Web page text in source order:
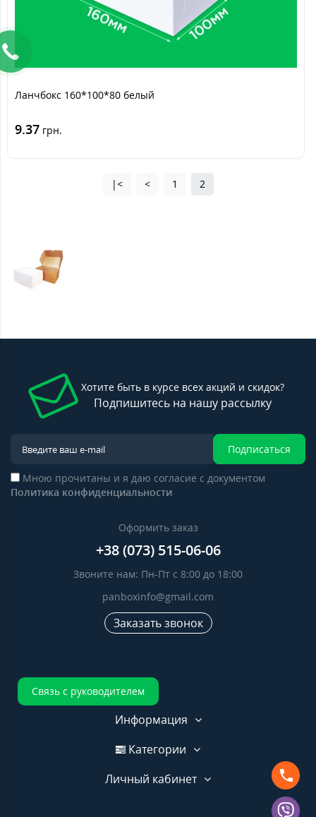
Ланчбокс 160*100*80 белый
9.37 грн.
|< < 1 2
Хотите быть в курсе всех акций и скидок?
Подпишитесь на нашу рассылку
Подписаться
Мною прочитаны и я даю согласие с документом
Политика конфиденциальности
Оформить заказ
+38 (073) 515-06-06
Звоните нам: Пн-Пт с 8:00 до 18:00
panboxinfo@gmail.com
Заказать звонок
Связь с руководителем
Информация
Категории
Личный кабинет